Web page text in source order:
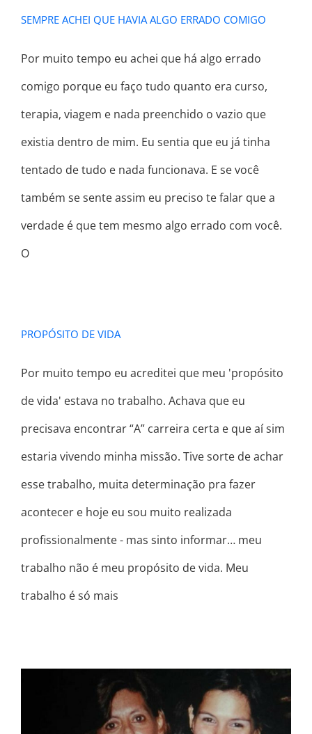
SEMPRE ACHEI QUE HAVIA ALGO ERRADO COMIGO
Por muito tempo eu achei que há algo errado
comigo porque eu faço tudo quanto era curso,
terapia, viagem e nada preenchido o vazio que
existia dentro de mim. Eu sentia que eu já tinha
tentado de tudo e nada funcionava. E se você
também se sente assim eu preciso te falar que a
verdade é que tem mesmo algo errado com você.
O
PROPÓSITO DE VIDA
Por muito tempo eu acreditei que meu 'propósito
de vida' estava no trabalho. Achava que eu
precisava encontrar “A” carreira certa e que aí sim
estaria vivendo minha missão. Tive sorte de achar
esse trabalho, muita determinação pra fazer
acontecer e hoje eu sou muito realizada
profissionalmente - mas sinto informar… meu
trabalho não é meu propósito de vida. Meu
trabalho é só mais